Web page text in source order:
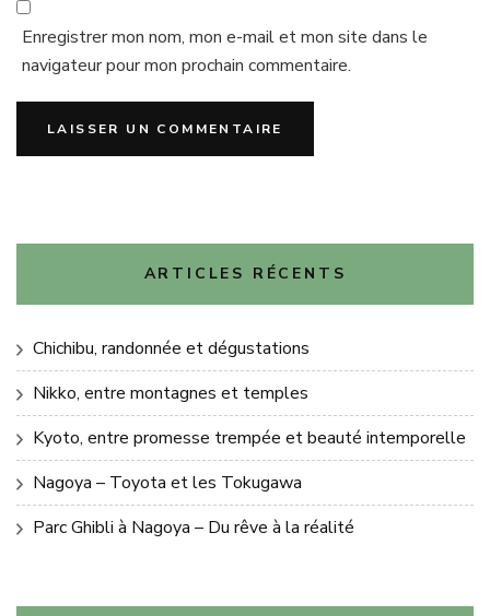
Enregistrer mon nom, mon e-mail et mon site dans le
navigateur pour mon prochain commentaire.
ARTICLES RÉCENTS
Chichibu, randonnée et dégustations
Nikko, entre montagnes et temples
Kyoto, entre promesse trempée et beauté intemporelle
Nagoya – Toyota et les Tokugawa
Parc Ghibli à Nagoya – Du rêve à la réalité